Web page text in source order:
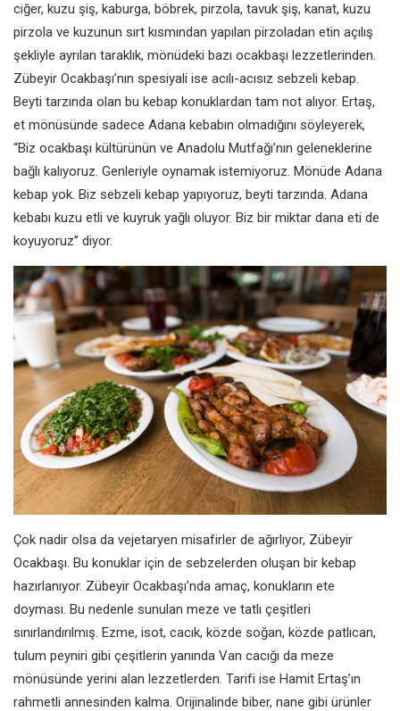
ciğer, kuzu şiş, kaburga, böbrek, pirzola, tavuk şiş, kanat, kuzu
pirzola ve kuzunun sırt kısmından yapılan pirzoladan etin açılış
şekliyle ayrılan taraklık, mönüdeki bazı ocakbaşı lezzetlerinden.
Zübeyir Ocakbaşı’nın spesiyali ise acılı-acısız sebzeli kebap.
Beyti tarzında olan bu kebap konuklardan tam not alıyor. Ertaş,
et mönüsünde sadece Adana kebabın olmadığını söyleyerek,
“Biz ocakbaşı kültürünün ve Anadolu Mutfağı’nın geleneklerine
bağlı kalıyoruz. Genleriyle oynamak istemiyoruz. Mönüde Adana
kebap yok. Biz sebzeli kebap yapıyoruz, beyti tarzında. Adana
kebabı kuzu etli ve kuyruk yağlı oluyor. Biz bir miktar dana eti de
koyuyoruz” diyor.
Çok nadir olsa da vejetaryen misafirler de ağırlıyor, Zübeyir
Ocakbaşı. Bu konuklar için de sebzelerden oluşan bir kebap
hazırlanıyor. Zübeyir Ocakbaşı’nda amaç, konukların ete
doyması. Bu nedenle sunulan meze ve tatlı çeşitleri
sınırlandırılmış. Ezme, isot, cacık, közde soğan, közde patlıcan,
tulum peyniri gibi çeşitlerin yanında Van cacığı da meze
mönüsünde yerini alan lezzetlerden. Tarifi ise Hamit Ertaş’ın
rahmetli annesinden kalma. Orijinalinde biber, nane gibi ürünler